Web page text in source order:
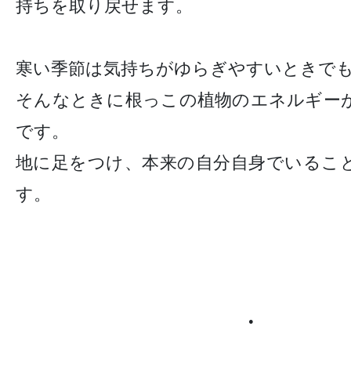
持ちを取り戻せます。
寒い季節は気持ちがゆらぎやすいときで
そんなときに根っこの植物のエネルギー
です。
地に足をつけ、本来の自分自身でいるこ
す。
●